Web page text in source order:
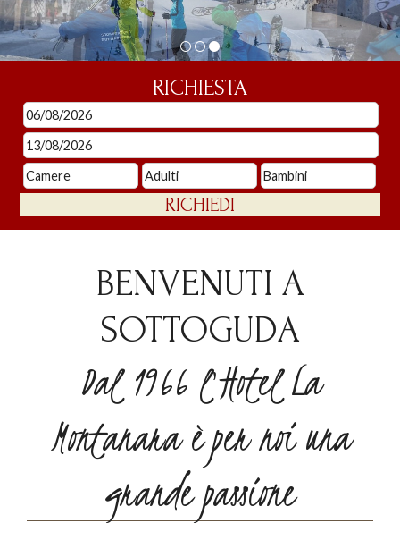
RICHIESTA
BENVENUTI A
SOTTOGUDA
Dal 1966 l'Hotel La
Montanara è per noi una
grande passione